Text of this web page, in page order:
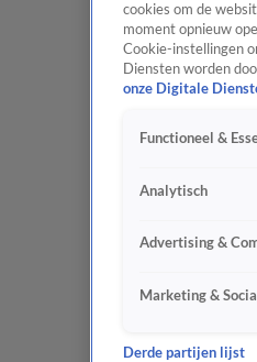
cookies om de
moment opnieuw
Cookie-instellingen
Diensten worden
onze Digitale
Functioneel &
Analytisch
Advertising &
Marketing &
Derde partijen lijst